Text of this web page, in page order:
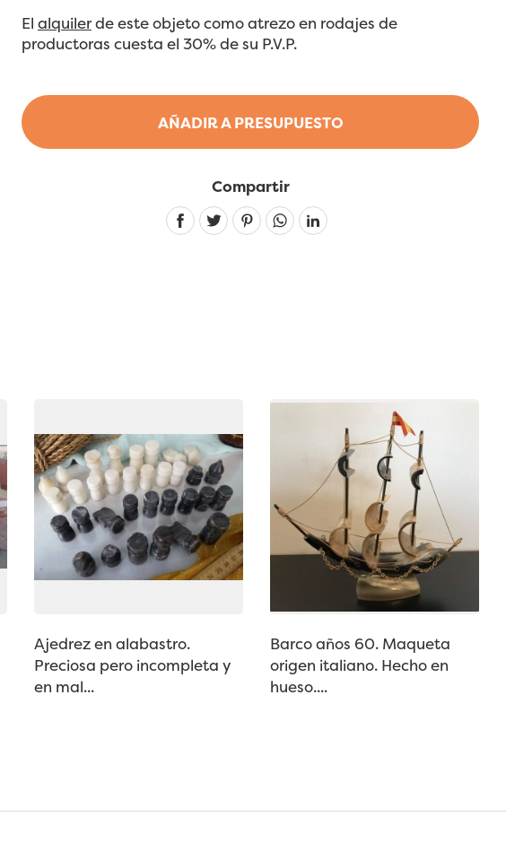
AÑADIR A PRESUPUESTO
El alquilerde este objeto como atrezo en rodajes de
productoras cuesta el 30% de su P.V.P.
Compartir
Linkedin
Ajedrez en alabastro.
Preciosa pero incompleta y
en mal...
Barco años 60. Maqueta
origen italiano. Hecho en
hueso....